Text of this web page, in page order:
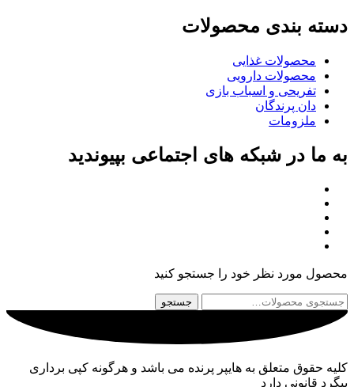
دسته بندی محصولات
محصولات غذایی
محصولات دارویی
تفریحی و اسباب بازی
دان پرندگان
ملزومات
به ما در شبکه های اجتماعی بپیوندید
محصول مورد نظر خود را جستجو کنید
جستجو
برای:
جستجو
کلیه حقوق متعلق به هایپر پرنده می باشد و هرگونه کپی برداری
پیگرد قانونی دارد